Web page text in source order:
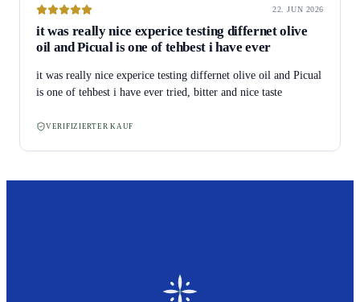
22. JUN 2026
it was really nice experice testing differnet olive
oil and Picual is one of tehbest i have ever
it was really nice experice testing differnet olive oil and Picual
is one of tehbest i have ever tried, bitter and nice taste
VERIFIZIERTER KAUF